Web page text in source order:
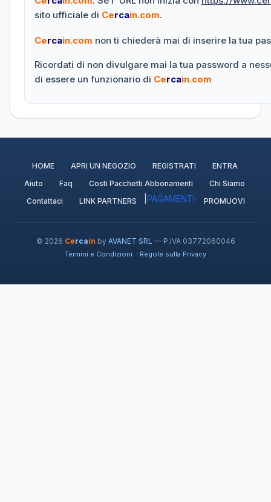
sito ufficiale di Cercain.com.
Cercain.com non ti chiederà mai di inserire la tua
Ricordati di non divulgare mai la tua password a
di essere un funzionario di Cercain.com
HOME · APRI UN NEGOZIO · REGISTRATI · ENTRA ·
Aiuto · Faq · Costi Pacchetti Abbonamenti · Chi Siamo ·
Contattaci · LINK PARTNERS PAGAMENTI· PROMUOVI
© 2026 Cercain by AVANET SRL — P.IVA 03772060046
Termini e Condizioni · Regole sulla Privacy